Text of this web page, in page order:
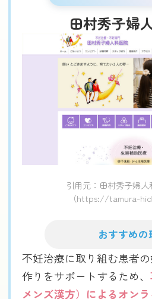
田村秀子婦
引用元：田村秀子婦人
（https://tamura-
おすすめの
不妊治療に取り組む患者
作りをサポートするため、
メンズ漢方）によるオン